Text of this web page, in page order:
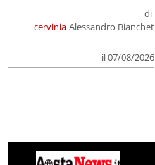
cervinia
di
Alessandro Bianchet
il 07/08/2026